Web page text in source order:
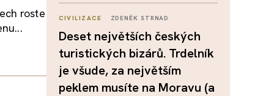
roste
CIVILIZACE ZDENĚK STRNAD
Deset největších českých
turistických bizárů. Trdelník
je všude, za největším
peklem musíte na Moravu (a